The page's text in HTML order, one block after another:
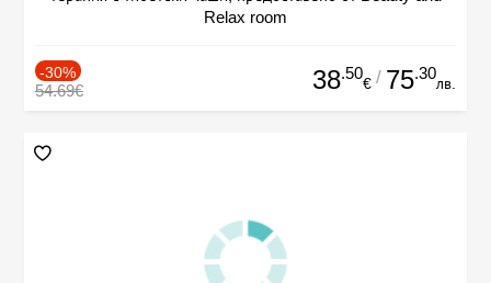
Relax room
-30%
54.69€ 38.50
€ / 75.30
лв.